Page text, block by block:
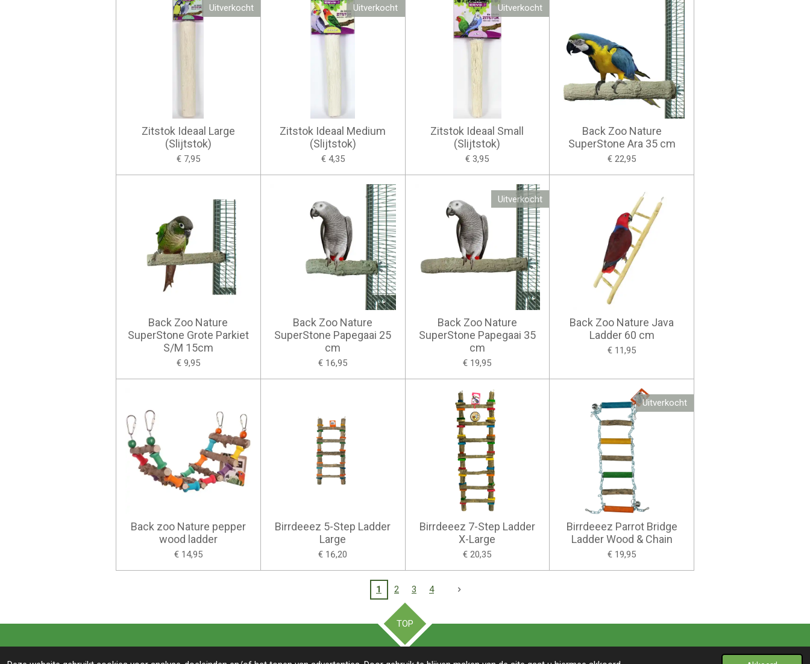
Uitverkocht
Zitstok Ideaal Large
(Slijtstok)
€ 7,95
Uitverkocht
Zitstok Ideaal Medium
(Slijtstok)
€ 4,35
Uitverkocht
Zitstok Ideaal Small
(Slijtstok)
€ 3,95
Back Zoo Nature
SuperStone Ara 35 cm
€ 22,95
Back Zoo Nature
SuperStone Grote Parkiet
S/M 15cm
€ 9,95
Back Zoo Nature
SuperStone Papegaai 25
cm
€ 16,95
Uitverkocht
Back Zoo Nature
SuperStone Papegaai 35
cm
€ 19,95
Back Zoo Nature Java
Ladder 60 cm
€ 11,95
Back zoo Nature pepper
wood ladder
€ 14,95
Birrdeeez 5-Step Ladder
Large
€ 16,20
Birrdeeez 7-Step Ladder
X-Large
€ 20,35
Uitverkocht
Birrdeeez Parrot Bridge
Ladder Wood & Chain
€ 19,95
1 2 3 4
TOP